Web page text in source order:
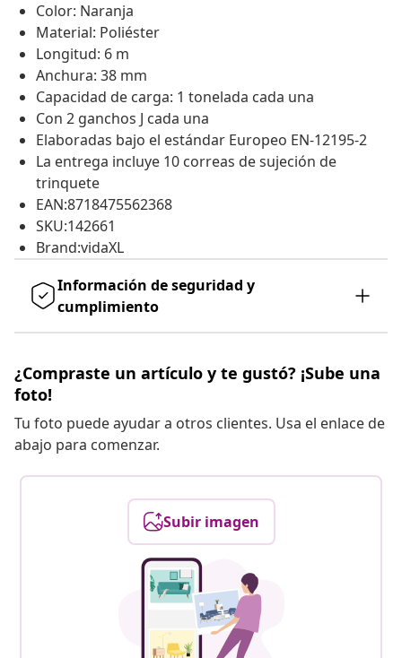
Color: Naranja
Material: Poliéster
Longitud: 6 m
Anchura: 38 mm
Capacidad de carga: 1 tonelada cada una
Con 2 ganchos J cada una
Elaboradas bajo el estándar Europeo EN-12195-2
La entrega incluye 10 correas de sujeción de
trinquete
EAN:8718475562368
SKU:142661
Brand:vidaXL
Información de seguridad y
cumplimiento
¿Compraste un artículo y te gustó? ¡Sube una
foto!
Tu foto puede ayudar a otros clientes. Usa el enlace de
abajo para comenzar.
Subir imagen